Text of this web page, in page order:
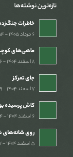
تازه‌ترین نوشته‌ها
خاطرات
۶ مرداد ۱۴۰۵ - ۲:۵۴ ب٫ظ
ماهی‌های
۸ اسفند ۱۴۰۴ - ۷:۴۶ ب٫ظ
جای تمرکز
۷ اسفند ۱۴۰۴ - ۱۰:۳۹ ب٫ظ
کاش پرسیده
۶ اسفند ۱۴۰۴ - ۹:۴۴ ب٫ظ
روی شانه‌های
۵ اسفند ۱۴۰۴ - ۸:۵۷ ب٫ظ